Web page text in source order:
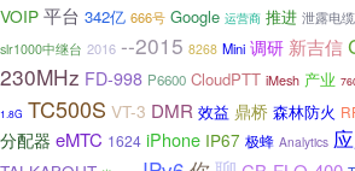
VOIP 平台 342亿 666号 Google 运营商 推进 泄露电缆
slr1000中继台 2016 --2015 8268 Mini 调研 新吉信
230MHz FD-998 P6600 CloudPTT iMesh 产业
1.8G TC500S VT-3 DMR 效益 鼎桥 森林防火
分配器 eMTC 1624 iPhone IP67 极蜂 Analytics